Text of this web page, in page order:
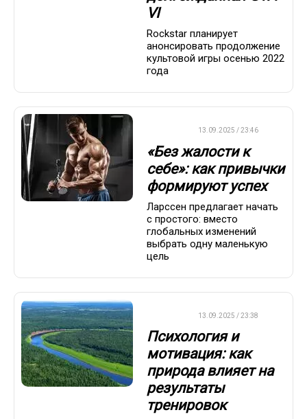
VI
Rockstar планирует
анонсировать продолжение
культовой игры осенью 2022
года
13.09.2025 / 23:46
«Без жалости к
себе»: как привычки
формируют успех
Ларссен предлагает начать
с простого: вместо
глобальных изменений
выбрать одну маленькую
цель
13.09.2025 / 23:38
Психология и
мотивация: как
природа влияет на
результаты
тренировок